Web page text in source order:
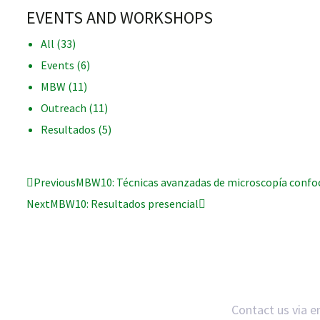
EVENTS AND WORKSHOPS
All (33)
Events (6)
MBW (11)
Outreach (11)
Resultados (5)
PreviousMBW10: Técnicas avanzadas de microscopía
NextMBW10: Resultados presencial
Contact us via